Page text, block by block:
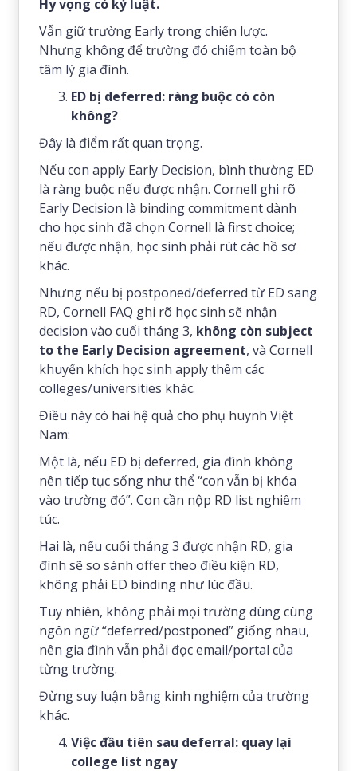
Hy vọng có kỷ luật.
Vẫn giữ trường Early trong chiến lược.
Nhưng không để trường đó chiếm toàn bộ
tâm lý gia đình.
ED bị deferred: ràng buộc có còn
không?
Đây là điểm rất quan trọng.
Nếu con apply Early Decision, bình thường ED
là ràng buộc nếu được nhận. Cornell ghi rõ
Early Decision là binding commitment dành
cho học sinh đã chọn Cornell là first choice;
nếu được nhận, học sinh phải rút các hồ sơ
khác.
Nhưng nếu bị postponed/deferred từ ED sang
RD, Cornell FAQ ghi rõ học sinh sẽ nhận
decision vào cuối tháng 3, không còn subject
to the Early Decision agreement, và Cornell
khuyến khích học sinh apply thêm các
colleges/universities khác.
Điều này có hai hệ quả cho phụ huynh Việt
Nam:
Một là, nếu ED bị deferred, gia đình không
nên tiếp tục sống như thể “con vẫn bị khóa
vào trường đó”. Con cần nộp RD list nghiêm
túc.
Hai là, nếu cuối tháng 3 được nhận RD, gia
đình sẽ so sánh offer theo điều kiện RD,
không phải ED binding như lúc đầu.
Tuy nhiên, không phải mọi trường dùng cùng
ngôn ngữ “deferred/postponed” giống nhau,
nên gia đình vẫn phải đọc email/portal của
từng trường.
Đừng suy luận bằng kinh nghiệm của trường
khác.
Việc đầu tiên sau deferral: quay lại
college list ngay